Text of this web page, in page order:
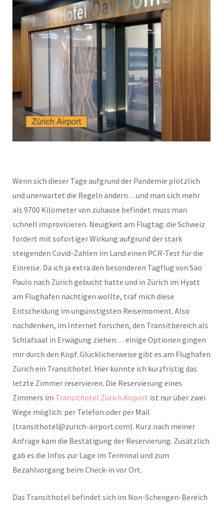
Wenn sich dieser Tage aufgrund der Pandemie plötzlich
und unerwartet die Regeln ändern…und man sich mehr
als 9700 Kilometer von zuhause befindet muss man
schnell improvisieren. Neuigkeit am Flugtag: die Schweiz
fordert mit sofortiger Wirkung aufgrund der stark
steigenden Covid-Zahlen im Land einen PCR-Test für die
Einreise. Da ich ja extra den besonderen Tagflug von Sao
Paulo nach Zürich gebucht hatte und in Zürich im Hyatt
am Flughafen nächtigen wollte, traf mich diese
Entscheidung im ungünstigsten Reisemoment. Also
nachdenken, im Internet forschen, den Transitbereich als
Schlafsaal in Erwägung ziehen… einige Optionen gingen
mir durch den Kopf. Glücklicherweise gibt es am Flughafen
Zürich ein Transithotel. Hier konnte ich kurzfristig das
letzte Zimmer reservieren. Die Reservierung eines
Zimmers im Transithotel Zürich Airport ist nur über zwei
Wege möglich: per Telefon oder per Mail
(transithotel@zurich-airport.com). Kurz nach meiner
Anfrage kam die Bestätigung der Reservierung. Zusätzlich
gab es die Infos zur Lage im Terminal und zum
Bezahlvorgang beim Check-in vor Ort.
Das Transithotel befindet sich im Non-Schengen-Bereich